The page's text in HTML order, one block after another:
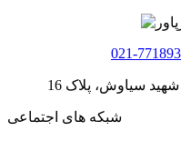
021-
شبکه های اجتماعی